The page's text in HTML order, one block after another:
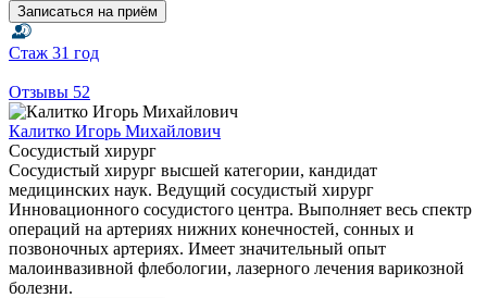
Записаться на приём
Стаж 31 год
Отзывы 52
Калитко Игорь Михайлович
Сосудистый хирург
Сосудистый хирург высшей категории, кандидат
медицинских наук. Ведущий сосудистый хирург
Инновационного сосудистого центра. Выполняет весь спектр
операций на артериях нижних конечностей, сонных и
позвоночных артериях. Имеет значительный опыт
малоинвазивной флебологии, лазерного лечения варикозной
болезни.